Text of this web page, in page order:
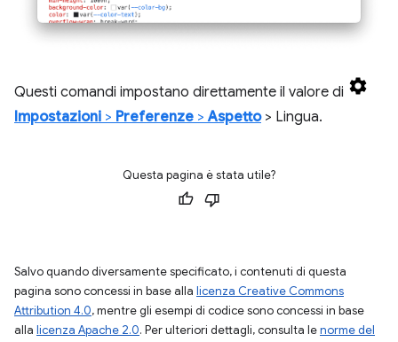
Questi comandi impostano direttamente il valore di
Impostazioni > Preferenze >Aspetto> Lingua.
Questa pagina è stata utile?
Salvo quando diversamente specificato, i contenuti di questa
pagina sono concessi in base alla licenza Creative Commons
Attribution 4.0, mentre gli esempi di codice sono concessi in base
alla licenza Apache 2.0. Per ulteriori dettagli, consulta lenorme del